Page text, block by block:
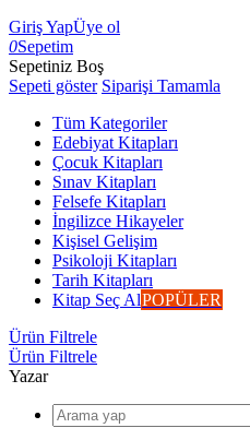
Giriş YapÜye ol
0Sepetim
Sepetiniz Boş
Sepeti göster Siparişi Tamamla
Tüm Kategoriler
Edebiyat Kitapları
Çocuk Kitapları
Sınav Kitapları
Felsefe Kitapları
İngilizce Hikayeler
Kişisel Gelişim
Psikoloji Kitapları
Tarih Kitapları
Kitap Seç AlPOPÜLER
Ürün Filtrele
Ürün Filtrele
Yazar